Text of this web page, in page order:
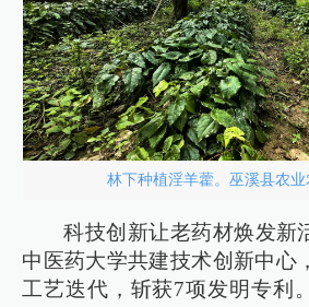
林下种植淫羊藿。巫溪县农业
科技创新让老药材焕发新
中医药大学共建技术创新中心
工艺迭代，斩获7项发明专利